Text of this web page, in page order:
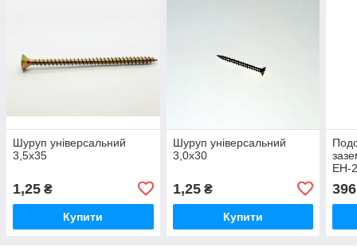
Шуруп універсальний
3,5х35
1,25 ₴
Купити
Шуруп універсальний
3,0х30
1,25₴
Купити
EH-
396